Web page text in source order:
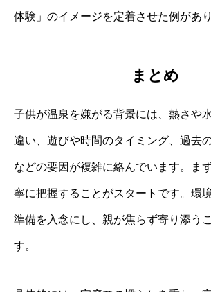
体験」のイメージを定着させた例があり
まとめ
子供が温泉を嫌がる背景には、熱さや
違い、遊びや時間のタイミング、過去
などの要因が複雑に絡んでいます。ま
寧に把握することがスタートです。環
準備を入念にし、親が焦らず寄り添う
す。